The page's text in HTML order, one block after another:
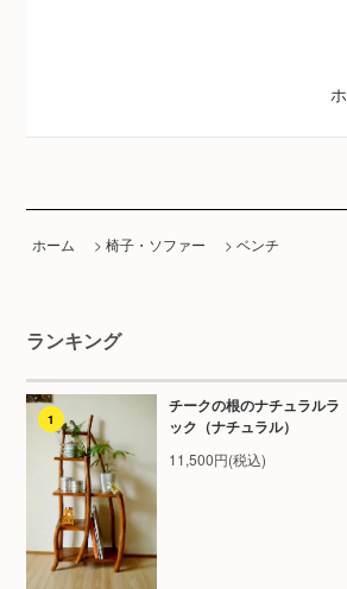
ホーム > 椅子・ソファー > ベンチ
ランキング
1
チークの根のナチュラルラ
ック（ナチュラル）
11,500円(税込)